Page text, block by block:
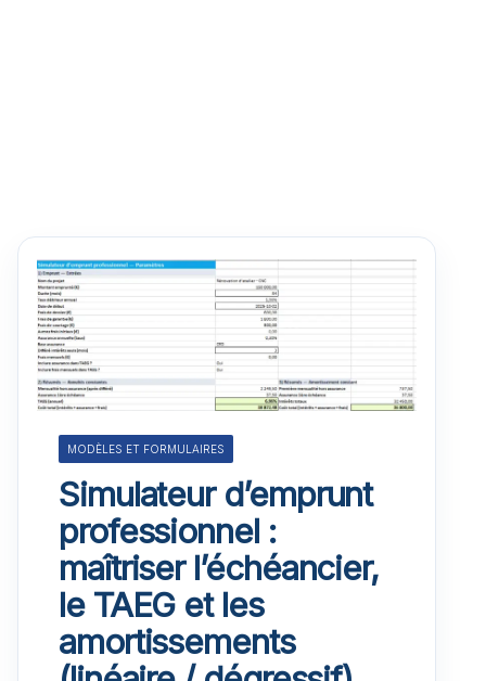
MODÈLES ET FORMULAIRES
Simulateur d’emprunt
professionnel :
maîtriser l’échéancier,
le TAEG et les
amortissements